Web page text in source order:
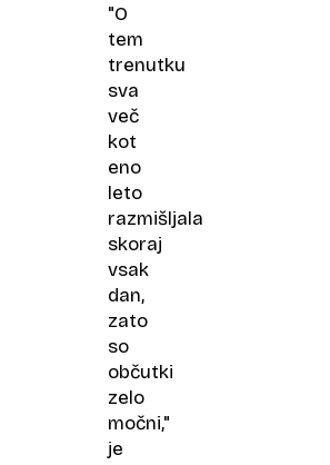
"O
tem
trenutku
sva
več
kot
eno
leto
razmišljala
skoraj
vsak
dan,
zato
so
občutki
zelo
močni,"
je